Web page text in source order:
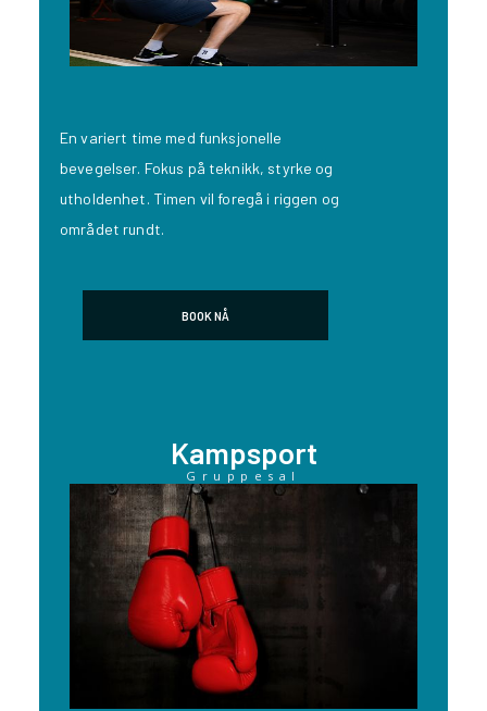
En variert time med funksjonelle
bevegelser. Fokus på teknikk, styrke og
utholdenhet. Timen vil foregå i riggen og
området rundt.
BOOK NÅ
Kampsport
Gruppesal